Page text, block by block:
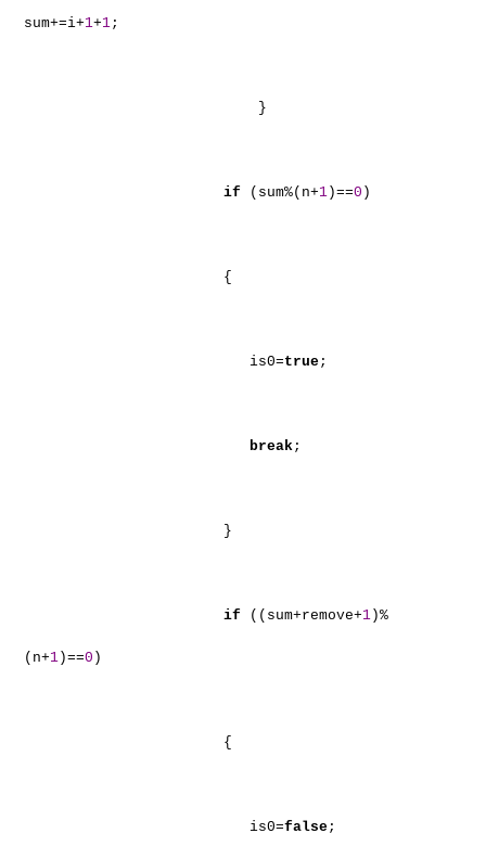
sum+=i+1+1;
}
if (sum%(n+1 )==0 )
{
is0=true;
break;
}
if ((sum+remove+1 )%
(n+1 )==0 )
{
is0=false;